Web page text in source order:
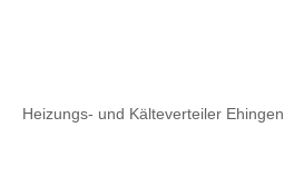
Heizungs- und Kälteverteiler Ehingen